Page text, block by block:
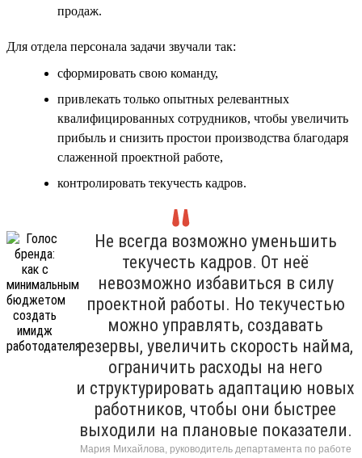
продаж.
Для отдела персонала задачи звучали так:
сформировать свою команду,
привлекать только опытных релевантных
квалифицированных сотрудников, чтобы увеличить
прибыль и снизить простои производства благодаря
слаженной проектной работе,
контролировать текучесть кадров.
Не всегда возможно уменьшить
текучесть кадров. От неё
невозможно избавиться в силу
проектной работы. Но текучестью
можно управлять, создавать
резервы, увеличить скорость найма,
ограничить расходы на него
и структурировать адаптацию новых
работников, чтобы они быстрее
выходили на плановые показатели.
Мария Михайлова, руководитель департамента по работе